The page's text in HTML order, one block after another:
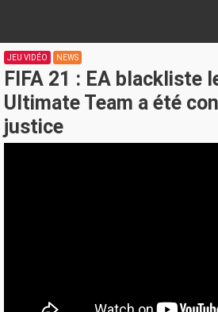
JEU VIDÉO NEWS
FIFA 21 : EA blackliste
Ultimate Team a été
justice